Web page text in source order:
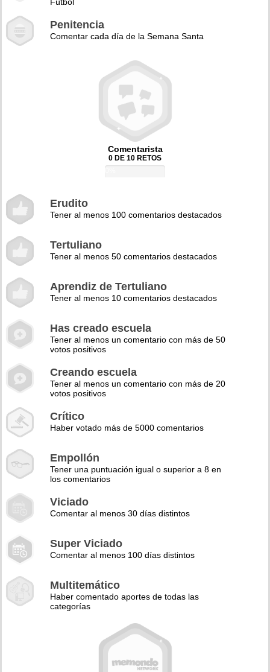
Penitencia
Comentar cada día de la Semana Santa
Comentarista
0 DE 10 RETOS
Erudito
Tener al menos 100 comentarios destacados
Tertuliano
Tener al menos 50 comentarios destacados
Aprendiz de Tertuliano
Tener al menos 10 comentarios destacados
Has creado escuela
Tener al menos un comentario con más de 50
votos positivos
Creando escuela
Tener al menos un comentario con más de 20
votos positivos
Crítico
Haber votado más de 5000 comentarios
Empollón
Tener una puntuación igual o superior a 8 en
los comentarios
Viciado
Comentar al menos 30 días distintos
Super Viciado
Comentar al menos 100 días distintos
Multitemático
Haber comentado aportes de todas las
categorías